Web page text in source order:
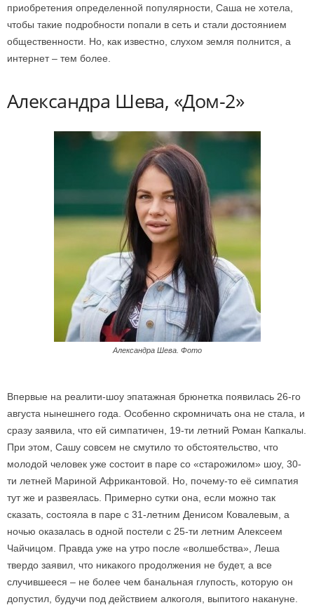
приобретения определенной популярности, Саша не хотела,
чтобы такие подробности попали в сеть и стали достоянием
общественности. Но, как известно, слухом земля полнится, а
интернет – тем более.
Александра Шева, «Дом-2»
Александра Шева. Фото
Впервые на реалити-шоу эпатажная брюнетка появилась 26-го
августа нынешнего года. Особенно скромничать она не стала, и
сразу заявила, что ей симпатичен, 19-ти летний Роман Капкалы.
При этом, Сашу совсем не смутило то обстоятельство, что
молодой человек уже состоит в паре со «старожилом» шоу, 30-
ти летней Мариной Африкантовой. Но, почему-то её симпатия
тут же и развеялась. Примерно сутки она, если можно так
сказать, состояла в паре с 31-летним Денисом Ковалевым, а
ночью оказалась в одной постели с 25-ти летним Алексеем
Чайчицом. Правда уже на утро после «волшебства», Леша
твердо заявил, что никакого продолжения не будет, а все
случившееся – не более чем банальная глупость, которую он
допустил, будучи под действием алкоголя, выпитого накануне.